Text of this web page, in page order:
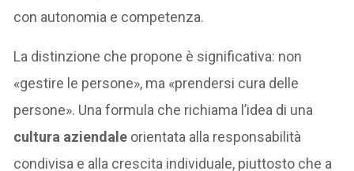
con autonomia e competenza.
La distinzione che propone è significativa: non
«gestire le persone», ma «prendersi cura delle
persone». Una formula che richiama l’idea di una
cultura aziendale orientata alla responsabilità
condivisa e alla crescita individuale, piuttosto che a